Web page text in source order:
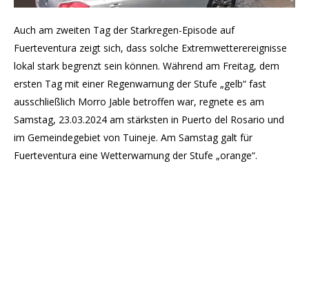
Auch am zweiten Tag der Starkregen-Episode auf
Fuerteventura zeigt sich, dass solche Extremwetterereignisse
lokal stark begrenzt sein können. Während am Freitag, dem
ersten Tag mit einer Regenwarnung der Stufe „gelb“ fast
ausschließlich Morro Jable betroffen war, regnete es am
Samstag, 23.03.2024 am stärksten in Puerto del Rosario und
im Gemeindegebiet von Tuineje. Am Samstag galt für
Fuerteventura eine Wetterwarnung der Stufe „orange“.